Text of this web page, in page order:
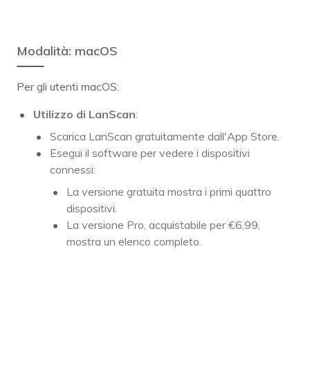
Modalità: macOS
Per gli utenti macOS:
Utilizzo di LanScan:
Scarica LanScan gratuitamente dall'App Store.
Esegui il software per vedere i dispositivi
connessi:
La versione gratuita mostra i primi quattro
dispositivi.
La versione Pro, acquistabile per €6,99,
mostra un elenco completo.